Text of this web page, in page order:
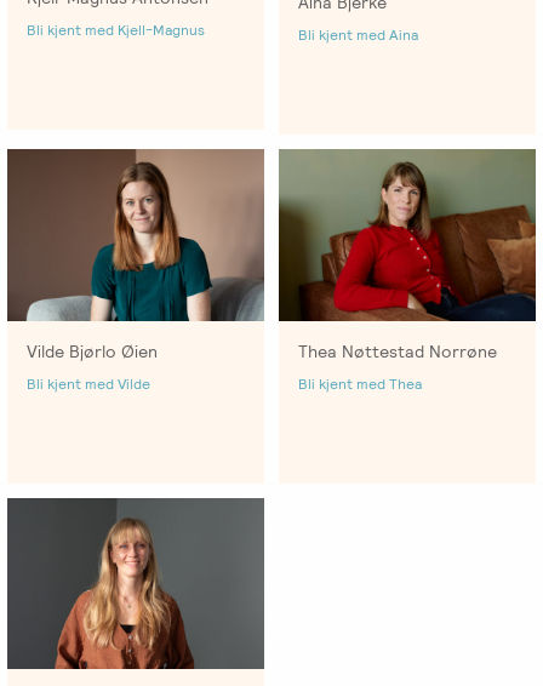
Salgsbetingelser
Spesialisering
Bli kjent med Kjell-Magnus Bli kjent med Aina
Vilde Bjørlo Øien
Bli kjent med Vilde
Thea Nøttestad Norrøne
Bli kjent med Thea